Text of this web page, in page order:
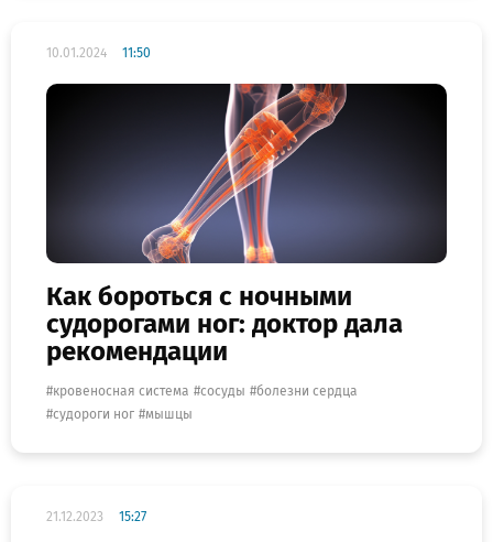
10.01.2024 11:50
Как бороться с ночными
судорогами ног: доктор дала
рекомендации
кровеносная система сосуды
болезни сердца
судороги ног
мышцы
21.12.2023 15:27